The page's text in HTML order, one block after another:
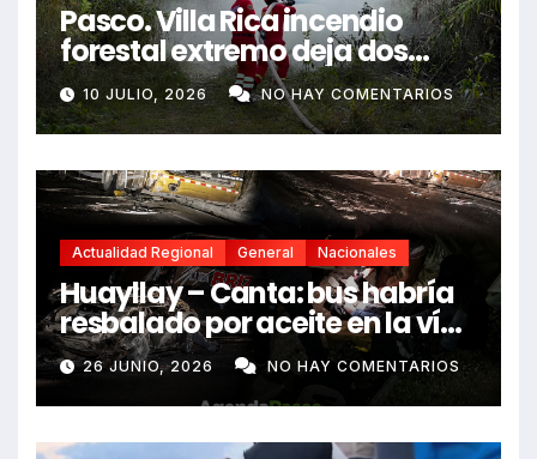
Pasco. Villa Rica incendio
forestal extremo deja dos
fallecidos y heridos
10 JULIO, 2026 NO HAY COMENTARIOS
Actualidad Regional General Nacionales
Huayllay – Canta: bus habría
resbalado por aceite en la vía
e impactó auto siniestrado
dejando dos fallecidos
26 JUNIO, 2026 NO HAY COMENTARIOS